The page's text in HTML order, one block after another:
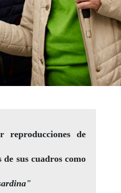
reproducciones de
de sus cuadros como